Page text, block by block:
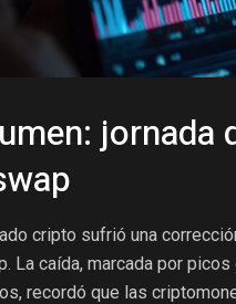
cripto sufrió una
La caída, marcada por
recordó que las